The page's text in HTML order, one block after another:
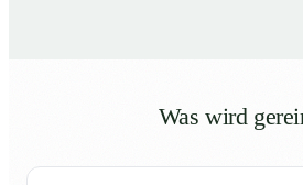
Was wird